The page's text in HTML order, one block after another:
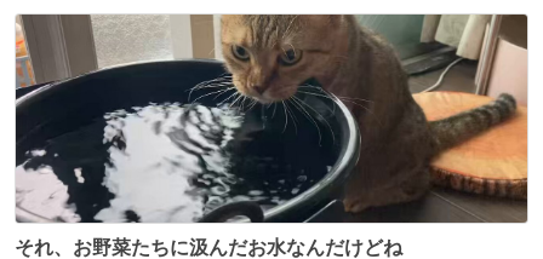
数
ス
ト
数
ね
数
それ、お野菜たちに汲んだお水なんだけどね